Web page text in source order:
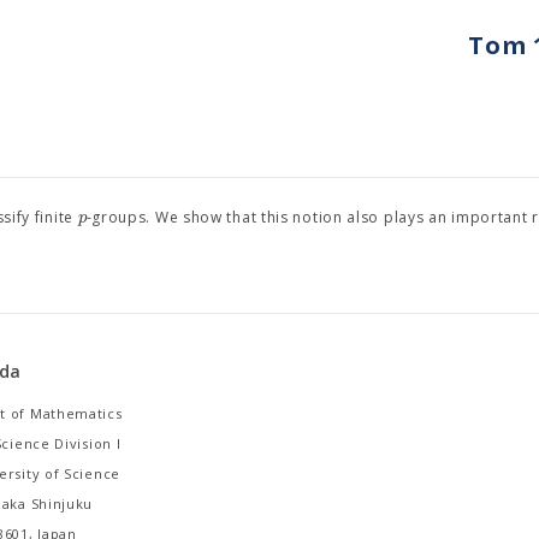
Tom
finite p-groups. We show that this notion also plays an important
of Mathematics
Division I
of Science
Shinjuku
Japan